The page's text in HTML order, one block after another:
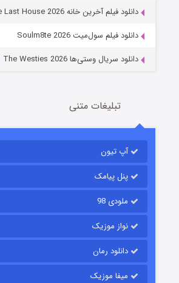
مردگان متحرک: شهر مرده
دانلود فیلم آخرین خانه The Last House 2026
دانلود فیلم سول‌میت Soulm8te 2026
دانلود سریال وستی‌ها The Westies 2026
تبلیغات متنی
آپ تیون
پنل پیامک
ملودی 98
نواز موزیک
دانلود رمان
میفا موزیک